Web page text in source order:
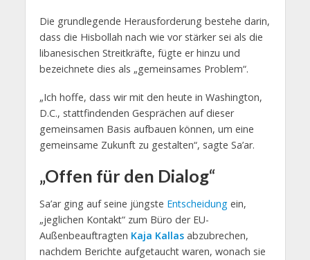
Die grundlegende Herausforderung bestehe darin,
dass die Hisbollah nach wie vor stärker sei als die
libanesischen Streitkräfte, fügte er hinzu und
bezeichnete dies als „gemeinsames Problem“.
„Ich hoffe, dass wir mit den heute in Washington,
D.C., stattfindenden Gesprächen auf dieser
gemeinsamen Basis aufbauen können, um eine
gemeinsame Zukunft zu gestalten“, sagte Sa’ar.
„Offen für den Dialog“
Sa’ar ging auf seine jüngste Entscheidungein,
„jeglichen Kontakt“ zum Büro der EU-
Außenbeauftragten Kaja Kallasabzubrechen,
nachdem Berichte aufgetaucht waren, wonach sie